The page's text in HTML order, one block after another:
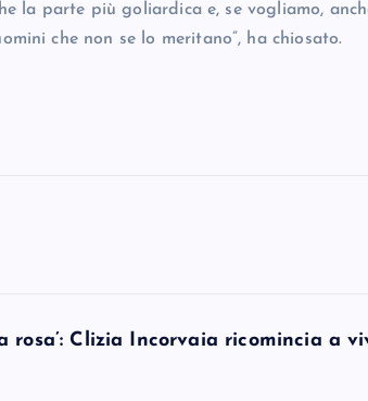
la parte più goliardica e, se vogliamo,
che non se lo meritano”, ha chiosato.
rosa’: Clizia Incorvaia ricomincia a